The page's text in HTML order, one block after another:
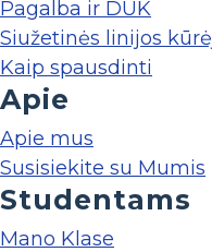
Pagalba ir DUK
Siužetinės linijos
Kaip spausdinti
Apie
Apie mus
Susisiekite su Mumis
Studentams
Mano Klase